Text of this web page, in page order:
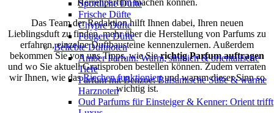
Sportliche Düfte
Frische Düfte
Chypre Düfte
Fougere Düfte
Beliebte Duftnoten
Amber Parfum: Warm, sinnlich & orientalische
Tiefe
Parfum mit Benzoe: Balsamische Süße & warme
Harznoten
Oud Parfums für Einsteiger & Kenner: Orient trifft
Herrenparfum machen können.
Das Team der Redaktion hilft Ihnen dabei, Ihren neuen
Lieblingsduft zu finden, mehr über die Herstellung von Parfums zu
erfahren, einzelne Duftbausteine kennenzulernen. Außerdem
bekommen Sie von uns Tipps, wie Sierichtig Parfum auftragen
und wo Sie aktuell Gratisproben bestellen können. Zudem verraten
wir Ihnen, wie dasRiechen funktioniertund warum dieser Sinn so
wichtig ist.